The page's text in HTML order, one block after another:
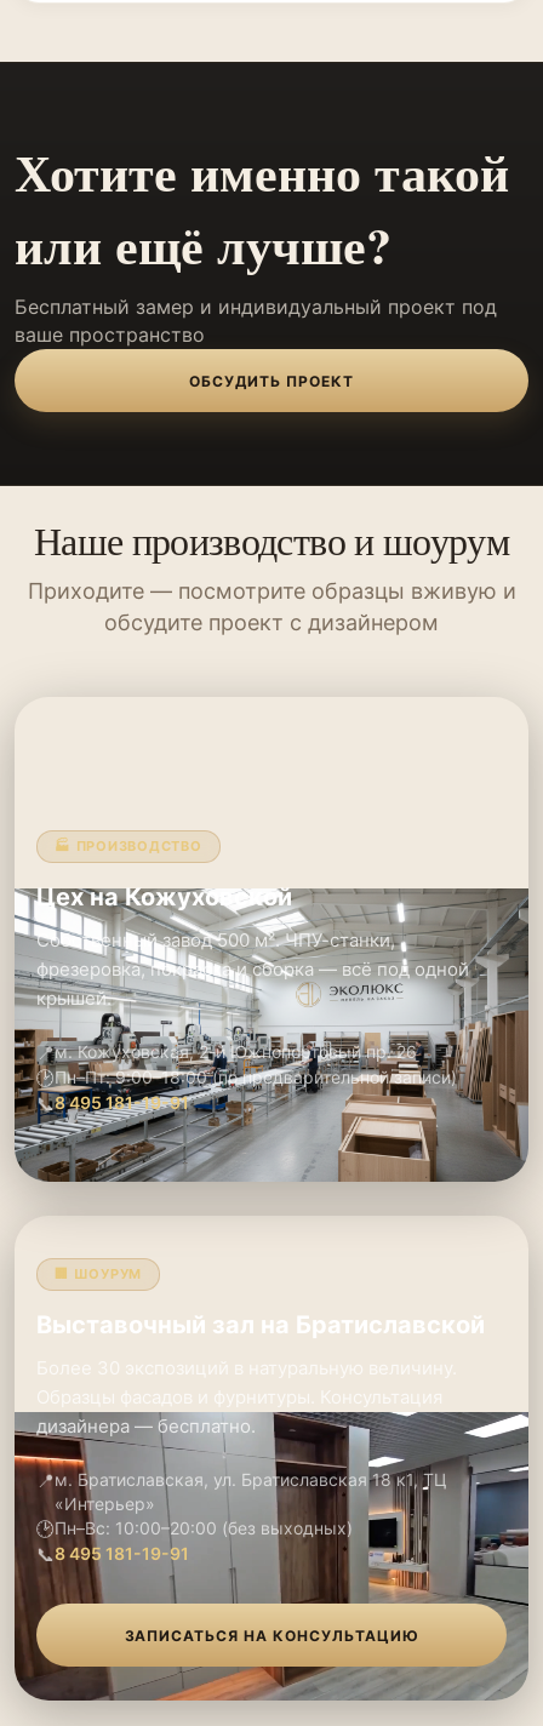
Хотите именно такой
или ещё лучше?
Бесплатный замер и индивидуальный проект под
ваше пространство
ОБСУДИТЬ ПРОЕКТ
Наше производство и шоурум
Приходите — посмотрите образцы вживую и
обсудите проект с дизайнером
🏭 ПРОИЗВОДСТВО
Цех на Кожуховской
Собственный завод 500 м². ЧПУ-станки,
фрезеровка, покраска и сборка — всё под одной
крышей.
📍м. Кожуховская, 2-й Южнопортовый пр. 26
🕑Пн–Пт: 9:00–18:00 (по предварительной записи)
📞8 495 181-19-91
🏢 ШОУРУМ
Выставочный зал на Братиславской
Более 30 экспозиций в натуральную величину.
Образцы фасадов и фурнитуры. Консультация
дизайнера — бесплатно.
📍м. Братиславская, ул. Братиславская 18 к1, ТЦ
«Интерьер»
🕑Пн–Вс: 10:00–20:00 (без выходных)
📞8 495 181-19-91
ЗАПИСАТЬСЯ НА КОНСУЛЬТАЦИЮ